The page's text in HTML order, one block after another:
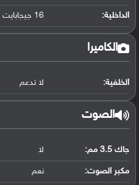
الداخلية: 16 جيجابايت مع 2 جيجابايت رام
الكاميرا
الخلفية: لا تدعم
الصوت
جاك 3.5 مم: لا
مكبر الصوت: نعم